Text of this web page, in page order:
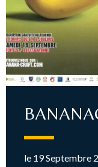
le 19 Septembre